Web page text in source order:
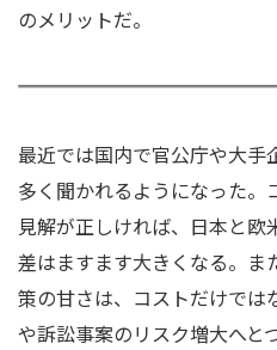
のメリットだ。
最近では国内で官公庁や大手
多く聞かれるようになった。
見解が正しければ、日本と欧
差はますます大きくなる。ま
策の甘さは、コストだけでは
や訴訟事案のリスク増大へと